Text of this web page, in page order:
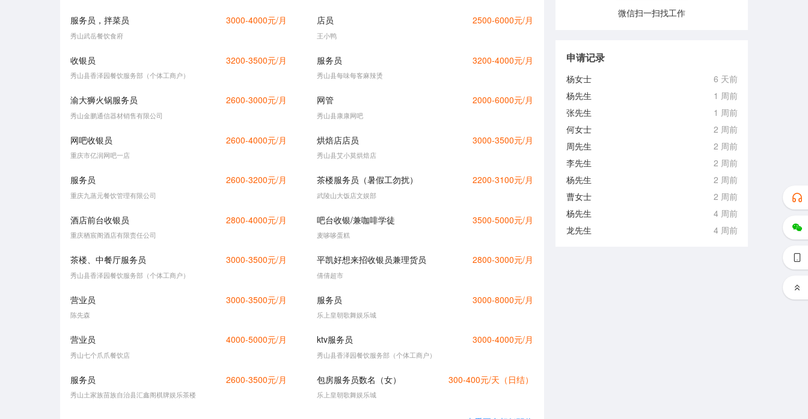
服务员，拌菜员 3000-4000元/月
秀山武岳餐饮食府
店员 2500-6000元/月
王小鸭
收银员 3200-3500元/月
秀山县香泽园餐饮服务部（个体工商户）
服务员 3200-4000元/月
秀山县每味每客麻辣烫
渝大狮火锅服务员 2600-3000元/月
秀山金鹏通信器材销售有限公司
网管 2000-6000元/月
秀山县康康网吧
网吧收银员 2600-4000元/月
重庆市亿润网吧一店
烘焙店店员 3000-3500元/月
秀山县艾小莫烘焙店
服务员 2600-3200元/月
重庆九蒸元餐饮管理有限公司
茶楼服务员（暑假工勿扰） 2200-3100元/月
武陵山大饭店文娱部
酒店前台收银员 2800-4000元/月
重庆栖宸阁酒店有限责任公司
吧台收银/兼咖啡学徒 3500-5000元/月
麦哆哆蛋糕
茶楼、中餐厅服务员 3000-3500元/月
秀山县香泽园餐饮服务部（个体工商户）
平凯好想来招收银员兼理货员 2800-3000元/月
倩倩超市
营业员 3000-3500元/月
陈先森
服务员 3000-8000元/月
乐上皇朝歌舞娱乐城
营业员 4000-5000元/月
秀山七个爪爪餐饮店
ktv服务员 3000-4000元/月
秀山县香泽园餐饮服务部（个体工商户）
服务员 2600-3500元/月
秀山土家族苗族自治县汇鑫阁棋牌娱乐茶楼
包房服务员数名（女） 300-400元/天（日结）
乐上皇朝歌舞娱乐城
微信扫一扫找工作
申请记录
杨女士
6 天前
杨先生
1 周前
张先生
1 周前
何女士
2 周前
周先生
2 周前
李先生
2 周前
杨先生
2 周前
曹女士
2 周前
杨先生
4 周前
龙先生
4 周前